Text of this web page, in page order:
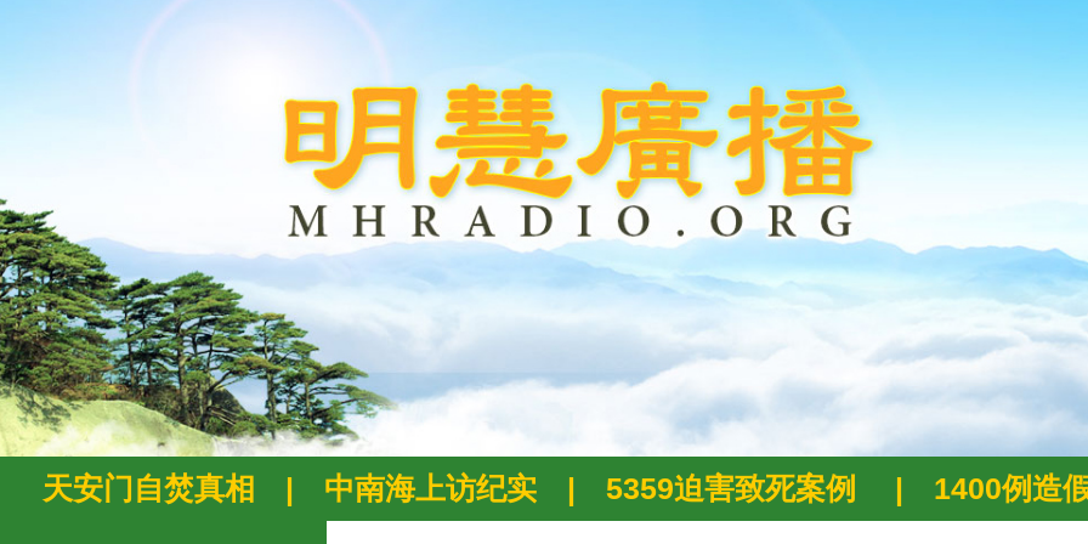
天安门自焚真相 | 中南海上访纪实 | 5359迫害致死案例 | 1400例造